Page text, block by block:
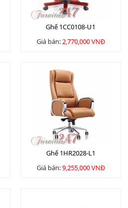
Ghế 1CC0108-U1
Giá bán:2,770,000 VNĐ
Ghế 1HR2028-L1
Giá bán:9,255,000 VNĐ